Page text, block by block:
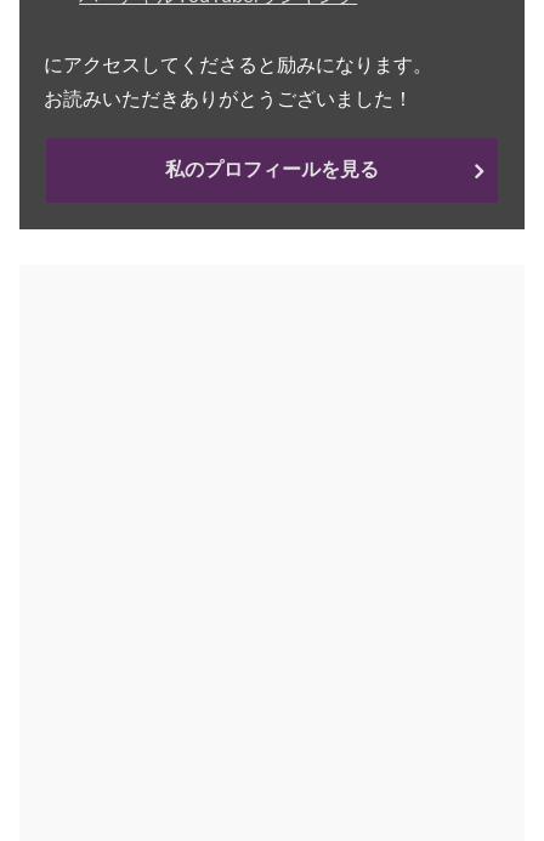
にアクセスしてくださると励みになります。
お読みいただきありがとうございました！
私のプロフィールを見る